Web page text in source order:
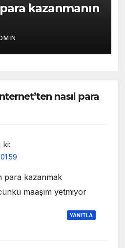
kazanmanın
nasıl para
ki:
para kazanmak
maaşım yetmiyor
YANITLA